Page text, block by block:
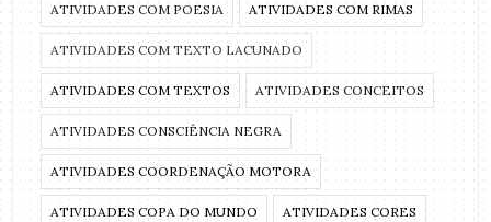
ATIVIDADES COM POESIA ATIVIDADES COM RIMAS
ATIVIDADES COM TEXTO LACUNADO
ATIVIDADES COM TEXTOS ATIVIDADES CONCEITOS
ATIVIDADES CONSCIÊNCIA NEGRA
ATIVIDADES COORDENAÇÃO MOTORA
ATIVIDADES COPA DO MUNDO ATIVIDADES CORES